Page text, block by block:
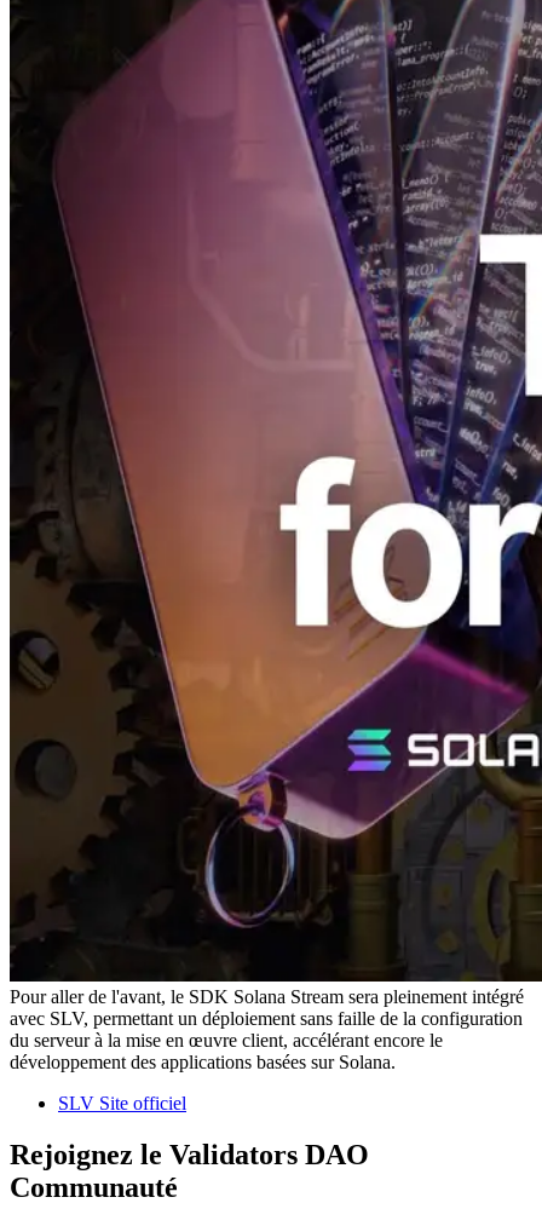
Pour aller de l'avant, le SDK Solana Stream sera pleinement intégré
avec SLV, permettant un déploiement sans faille de la configuration
du serveur à la mise en œuvre client, accélérant encore le
développement des applications basées sur Solana.
SLV Site officiel
Rejoignez le Validators DAO
Communauté